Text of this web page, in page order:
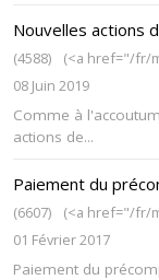
Nouvelles actions
(4588)
(<a href="/fr/
08 Juin 2019
Comme à
actions de...
Paiement du
(6607)
(<a href="/fr/
01 Février 2017
Paiement du